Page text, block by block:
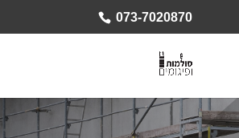
073-7020870